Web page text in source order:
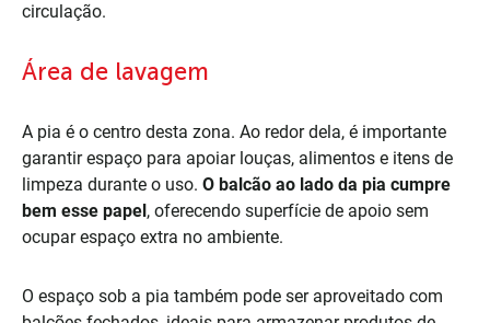
circulação.
Área de lavagem
A pia é o centro desta zona. Ao redor dela, é importante
garantir espaço para apoiar louças, alimentos e itens de
limpeza durante o uso. O balcão ao lado da pia cumpre
bem esse papel , oferecendo superfície de apoio sem
ocupar espaço extra no ambiente.
O espaço sob a pia também pode ser aproveitado com